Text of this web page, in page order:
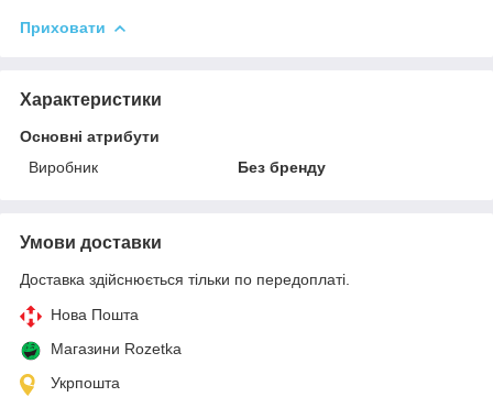
Приховати
Характеристики
Основні атрибути
Виробник
Без бренду
Умови доставки
Доставка здійснюється тільки по передоплаті.
Нова Пошта
Магазини Rozetka
Укрпошта